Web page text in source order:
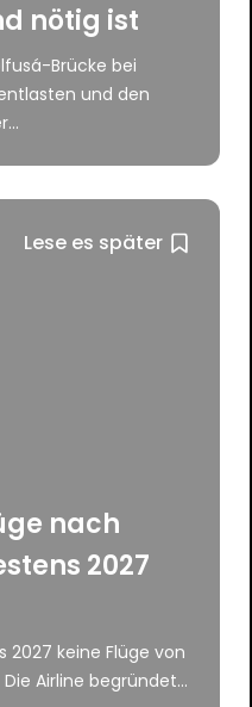
nötig ist
Brücke bei
und den
Lese es später
nach
2027
2027 keine Flüge von
Airline begründet...